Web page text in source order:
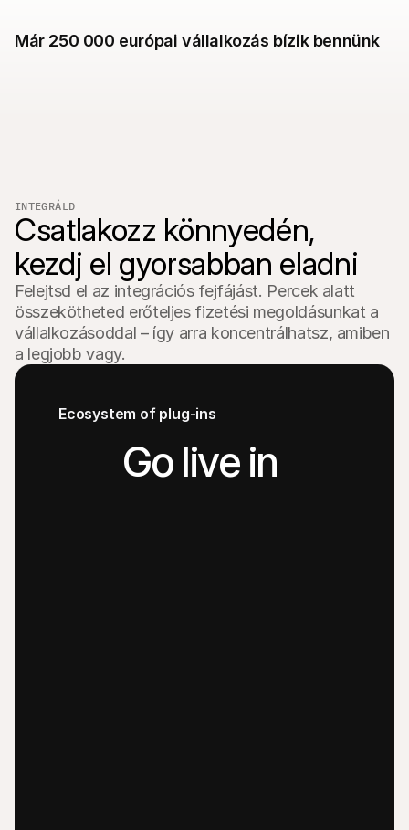
Mollie ügyfeleknek
Lépj kapcsolatba az ügyfélszolgálatunkkal
Már 250 000 európai vállalkozás bízik bennünk
INTEGRÁLD
Csatlakozz könnyedén,
kezdj el gyorsabban eladni
Felejtsd el az integrációs fejfájást. Percek alatt
összekötheted erőteljes fizetési megoldásunkat a
vállalkozásoddal – így arra koncentrálhatsz, amiben
a legjobb vagy.
Ecosystem of plug-ins
Go live in